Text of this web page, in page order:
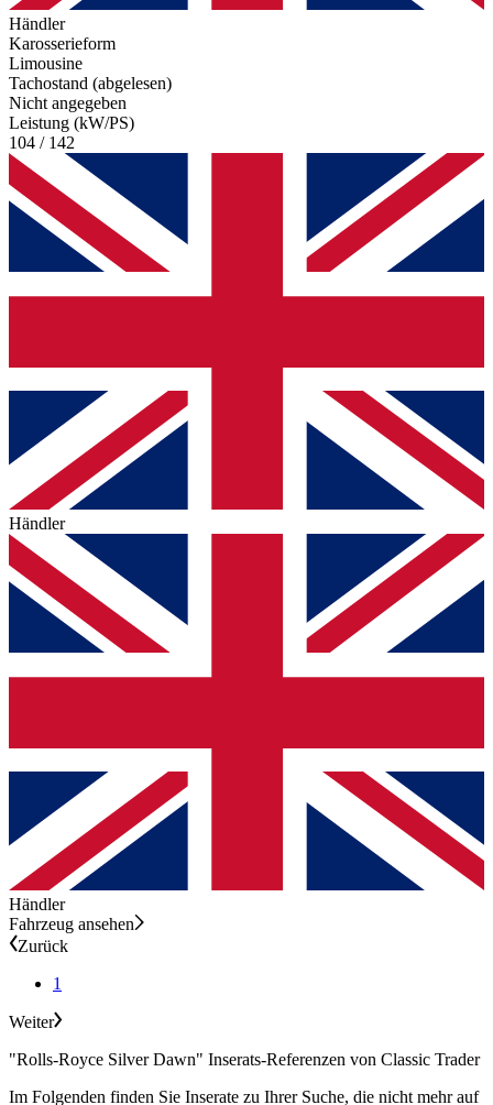
Händler
Karosserieform
Limousine
Tachostand (abgelesen)
Nicht angegeben
Leistung (kW/PS)
104 / 142
Händler
Händler
Fahrzeug ansehen
Zurück
1
Weiter
"Rolls-Royce Silver Dawn" Inserats-Referenzen von Classic Trader
Im Folgenden finden Sie Inserate zu Ihrer Suche, die nicht mehr auf